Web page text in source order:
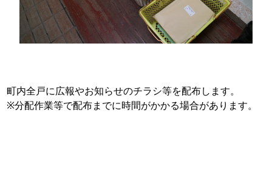
町内全戸に広報やお知らせのチラシ等を配布します。
※分配作業等で配布までに時間がかかる場合があります。